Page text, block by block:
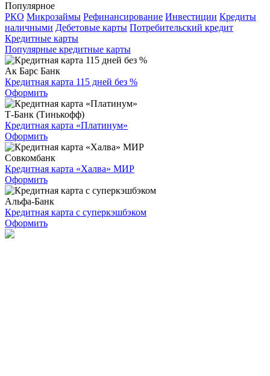
Популярное
РКО Микрозаймы Рефинансирование Инвестиции Кредиты
наличными Дебетовые карты Потребительский кредит
Кредитные карты
Популярные кредитные карты
Ак Барс Банк
Кредитная карта 115 дней без %
Оформить
Т-Банк (Тинькофф)
Кредитная карта «Платинум»
Оформить
Совкомбанк
Кредитная карта «Халва» МИР
Оформить
Альфа-Банк
Кредитная карта с суперкэшбэком
Оформить